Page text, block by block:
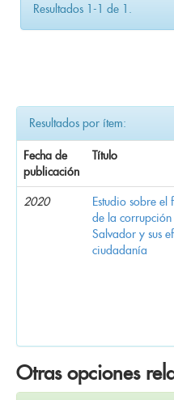
Resultados 1-1 de 1.
Resultados por ítem:
Fecha de
publicación
Título
2020
Estudio sobre el
de la corrupción
Salvador y sus
ciudadanía
Otras opciones